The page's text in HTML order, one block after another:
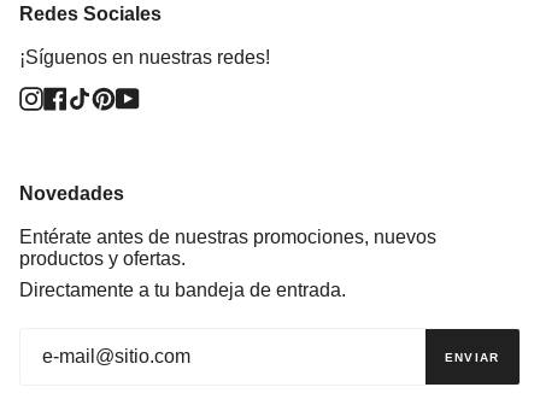
Redes Sociales
¡Síguenos en nuestras redes!
Instagram
Facebook
TikTokPinterest
YouTube
Novedades
Entérate antes de nuestras promociones, nuevos
productos y ofertas.
Directamente a tu bandeja de entrada.
ENVIAR